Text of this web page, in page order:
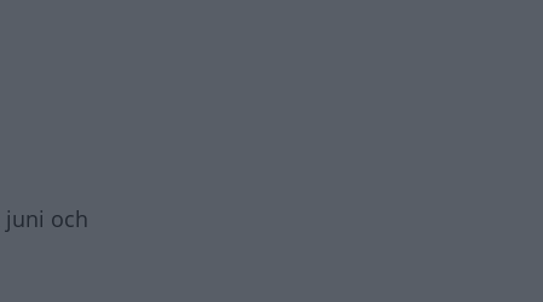
juni och